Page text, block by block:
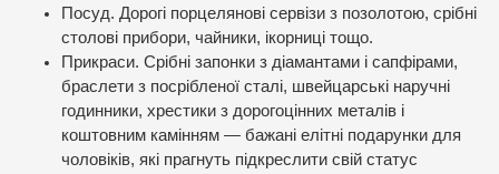
Посуд. Дорогі порцелянові сервізи з позолотою, срібні
столові прибори, чайники, ікорниці тощо.
Прикраси. Срібні запонки з діамантами і сапфірами,
браслети з посрібленої сталі, швейцарські наручні
годинники, хрестики з дорогоцінних металів і
коштовним камінням — бажані елітні подарунки для
чоловіків, які прагнуть підкреслити свій статус